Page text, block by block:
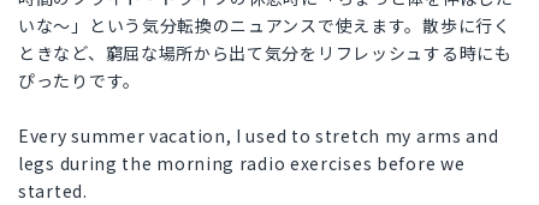
いな〜」という気分転換のニュアンスで使えます。散歩に行く
ときなど、窮屈な場所から出て気分をリフレッシュする時にも
ぴったりです。
Every summer vacation, I used to stretch my arms and
legs during the morning radio exercises before we
started.